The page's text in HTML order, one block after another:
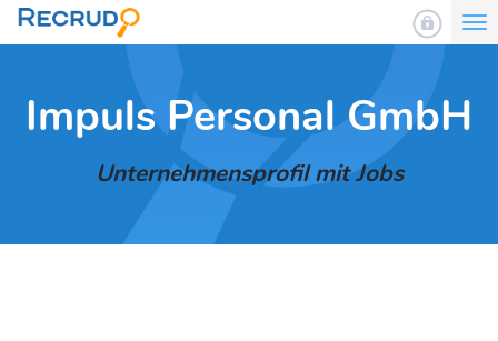
Impuls Personal GmbH
Unternehmensprofil mit Jobs